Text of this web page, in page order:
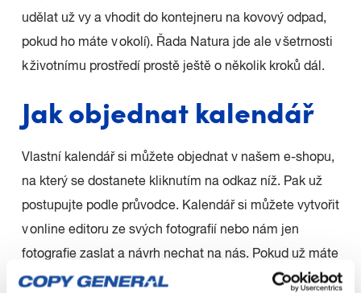
udělat už vy a vhodit do kontejneru na kovový odpad,
pokud ho máte v okolí). Řada Natura jde ale v šetrnosti
k životnímu prostředí prostě ještě o několik kroků dál.
Jak objednat kalendář
Vlastní kalendář si můžete objednat v našem e-shopu,
na který se dostanete kliknutím na odkaz níž. Pak už
postupujte podle průvodce. Kalendář si můžete vytvořit
v online editoru ze svých fotografií nebo nám jen
fotografie zaslat a návrh nechat na nás. Pokud už máte
ale hotový tiskový soubor v PDF, tak vám můžeme bez